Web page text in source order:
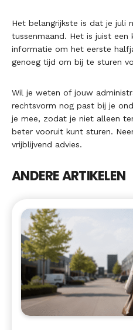
Het belangrijkste is dat je juli
tussenmaand. Het is juist
informatie om het eerste
genoeg tijd om bij te sturen
Wil je weten of jouw
rechtsvorm nog past bij je
je mee, zodat je niet alleen
beter vooruit kunt sturen.
vrijblijvend advies.
ANDERE ARTIKELEN